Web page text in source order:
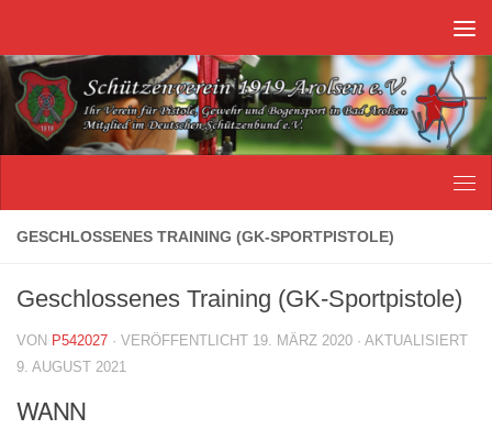
GESCHLOSSENES TRAINING (GK-SPORTPISTOLE)
Geschlossenes Training (GK-Sportpistole)
VON P542027 · VERÖFFENTLICHT 19. MÄRZ 2020 · AKTUALISIERT
9. AUGUST 2021
WANN